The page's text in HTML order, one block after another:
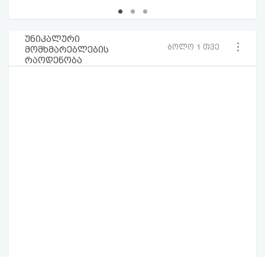
უნიკალური
მომხმარებლების
რაოდენობა
ბოლო 1 თვე